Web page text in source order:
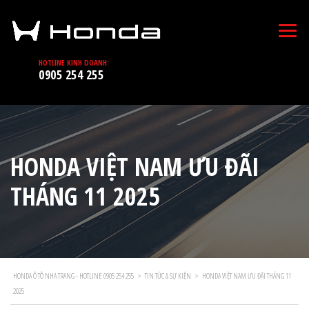
HOTLINE KINH DOANH:
0905 254 255
HONDA VIỆT NAM ƯU ĐÃI
THÁNG 11 2025
HONDA Ô TÔ NHA TRANG - HOTLINE 0905 254 255 > TIN TỨC & SỰ KIỆN > HONDA VIỆT NAM ƯU ĐÃI THÁNG 11
2025